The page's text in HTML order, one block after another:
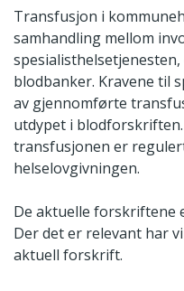
Transfusjon i
samhandling mellom
blodbanker. Kravene til
av gjennomførte
utdypet i
transfusjonen er
helselovgivningen.
De aktuelle forskriftene
Der det er relevant har
aktuell forskrift.